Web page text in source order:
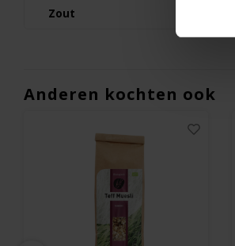
Zout
Anderen kochten ook